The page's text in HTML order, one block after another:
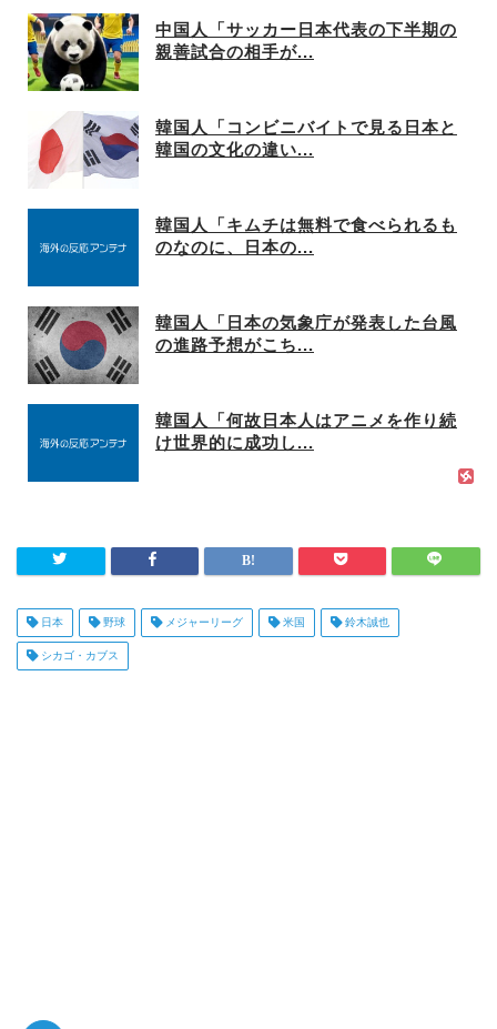
中国人「サッカー日本代表の下半期の
親善試合の相手が...
韓国人「コンビニバイトで見る日本と
韓国の文化の違い...
韓国人「キムチは無料で食べられるも
のなのに、日本の...
韓国人「日本の気象庁が発表した台風
の進路予想がこち...
韓国人「何故日本人はアニメを作り続
け世界的に成功し...
日本 野球 メジャーリーグ 米国 鈴木誠也
シカゴ・カブス